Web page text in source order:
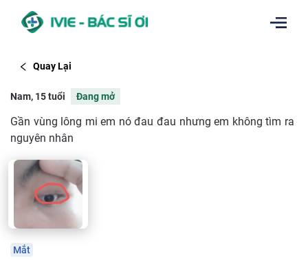
Quay Lại
Nam, 15 tuổi Đang mở
Gần vùng lông mi em nó đau đau nhưng em không tìm ra
nguyên nhân
Mắt